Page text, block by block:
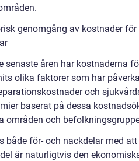
genomgång av kostnader
senaste åren har kostnaderna
olika faktorer som har
och
baserat på dessa
områden och
både för- och nackdelar med
är naturligtvis den